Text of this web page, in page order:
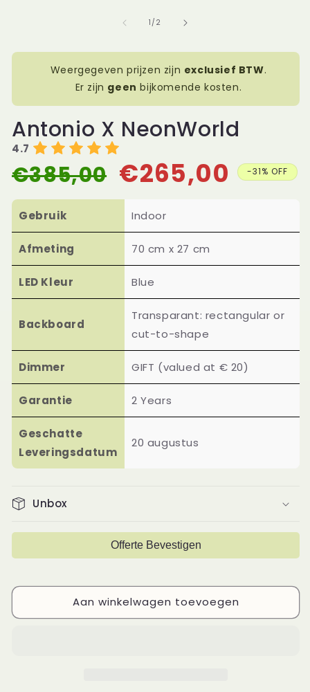
1 /van
2
Weergegeven prijzen zijn exclusief BTW.
Er zijn geen bijkomende kosten.
Antonio X NeonWorld
4.7
Normale
prijs
€385,00 Aanbiedingsprijs
€265,00 -31% OFF
Gebruik Indoor
Afmeting 70 cm x 27 cm
LED Kleur Blue
Backboard
Transparant: rectangular or
cut-to-shape
Dimmer GIFT (valued at € 20)
Garantie 2 Years
Geschatte
Leveringsdatum
20 augustus
Unbox
Offerte Bevestigen
Aan winkelwagen toevoegen